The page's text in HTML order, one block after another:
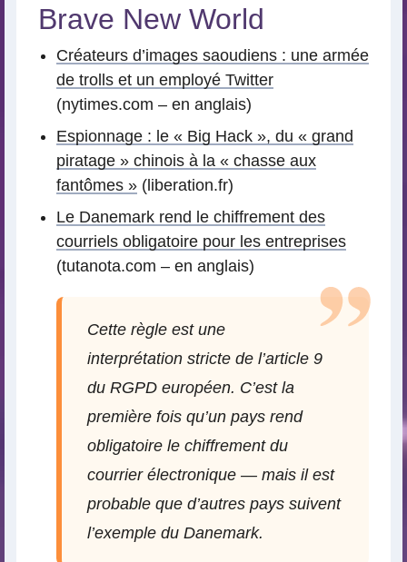
Brave New World
Créateurs d’images saoudiens : une armée
de trolls et un employé Twitter
(nytimes.com – en anglais)
Espionnage : le « Big Hack », du « grand
piratage » chinois à la « chasse aux
fantômes » (liberation.fr)
Le Danemark rend le chiffrement des
courriels obligatoire pour les entreprises
(tutanota.com – en anglais)
Cette règle est une
interprétation stricte de l’article 9
du RGPD européen. C’est la
première fois qu’un pays rend
obligatoire le chiffrement du
courrier électronique — mais il est
probable que d’autres pays suivent
l’exemple du Danemark.